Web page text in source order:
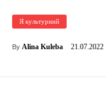
Я культурний
By Alina Kuleba 21.07.2022